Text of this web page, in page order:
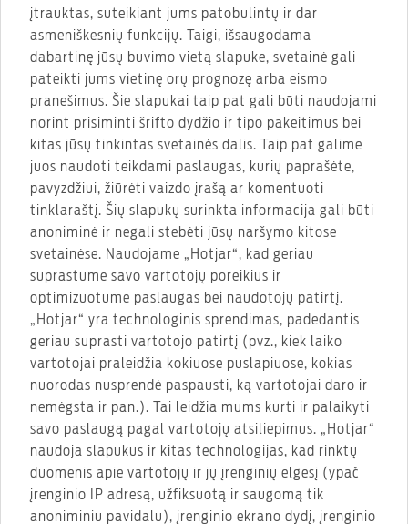
įtrauktas, suteikiant jums patobulintų ir dar
asmeniškesnių funkcijų. Taigi, išsaugodama
dabartinę jūsų buvimo vietą slapuke, svetainė gali
pateikti jums vietinę orų prognozę arba eismo
pranešimus. Šie slapukai taip pat gali būti naudojami
norint prisiminti šrifto dydžio ir tipo pakeitimus bei
kitas jūsų tinkintas svetainės dalis. Taip pat galime
juos naudoti teikdami paslaugas, kurių paprašėte,
pavyzdžiui, žiūrėti vaizdo įrašą ar komentuoti
tinklaraštį. Šių slapukų surinkta informacija gali būti
anoniminė ir negali stebėti jūsų naršymo kitose
svetainėse. Naudojame „Hotjar“, kad geriau
suprastume savo vartotojų poreikius ir
optimizuotume paslaugas bei naudotojų patirtį.
„Hotjar“ yra technologinis sprendimas, padedantis
geriau suprasti vartotojo patirtį (pvz., kiek laiko
vartotojai praleidžia kokiuose puslapiuose, kokias
nuorodas nusprendė paspausti, ką vartotojai daro ir
nemėgsta ir pan.). Tai leidžia mums kurti ir palaikyti
savo paslaugą pagal vartotojų atsiliepimus. „Hotjar“
naudoja slapukus ir kitas technologijas, kad rinktų
duomenis apie vartotojų ir jų įrenginių elgesį (ypač
įrenginio IP adresą, užfiksuotą ir saugomą tik
anoniminiu pavidalu), įrenginio ekrano dydį, įrenginio